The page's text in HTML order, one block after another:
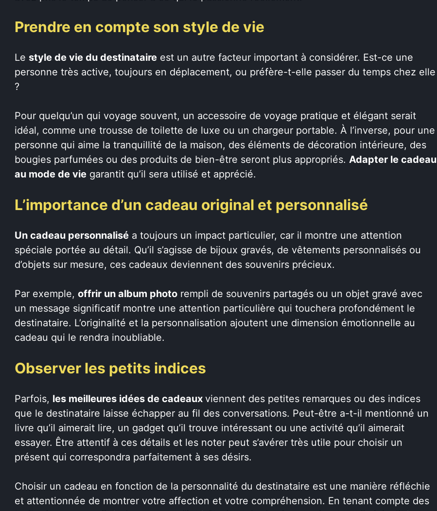
Prendre en compte son style de vie
Le style de vie du destinataire est un autre facteur important à considérer. Est-ce une
personne très active, toujours en déplacement, ou préfère-t-elle passer du temps chez elle
?
Pour quelqu’un qui voyage souvent, un accessoire de voyage pratique et élégant serait
idéal, comme une trousse de toilette de luxe ou un chargeur portable. À l’inverse, pour une
personne qui aime la tranquillité de la maison, des éléments de décoration intérieure, des
bougies parfumées ou des produits de bien-être seront plus appropriés. Adapter le cadeau
au mode de vie garantit qu’il sera utilisé et apprécié.
L’importance d’un cadeau original et personnalisé
Un cadeau personnalisé a toujours un impact particulier, car il montre une attention
spéciale portée au détail. Qu’il s’agisse de bijoux gravés, de vêtements personnalisés ou
d’objets sur mesure, ces cadeaux deviennent des souvenirs précieux.
Par exemple, offrir un album photo rempli de souvenirs partagés ou un objet gravé avec
un message significatif montre une attention particulière qui touchera profondément le
destinataire. L’originalité et la personnalisation ajoutent une dimension émotionnelle au
cadeau qui le rendra inoubliable.
Observer les petits indices
Parfois, les meilleures idées de cadeaux viennent des petites remarques ou des indices
que le destinataire laisse échapper au fil des conversations. Peut-être a-t-il mentionné un
livre qu’il aimerait lire, un gadget qu’il trouve intéressant ou une activité qu’il aimerait
essayer. Être attentif à ces détails et les noter peut s’avérer très utile pour choisir un
présent qui correspondra parfaitement à ses désirs.
Choisir un cadeau en fonction de la personnalité du destinataire est une manière réfléchie
et attentionnée de montrer votre affection et votre compréhension. En tenant compte des